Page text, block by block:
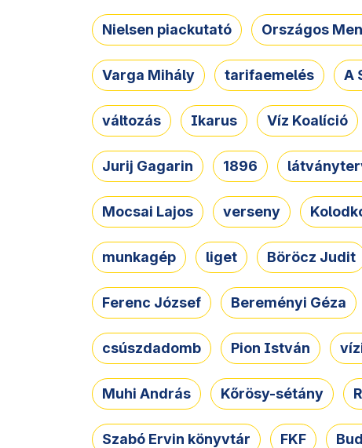
Nielsen piackutató Országos
Varga Mihály tarifaemelés A
változás Ikarus Víz Koalíció
Jurij Gagarin 1896
Mocsai Lajos verseny
munkagép liget Böröcz Judit
Ferenc József Bereményi Géza
csúszdadomb Pion István
Muhi András Kőrösy-sétány
Szabó Ervin könyvtár FKF